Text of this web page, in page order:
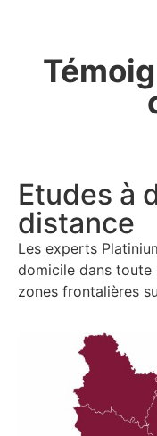
Etudes à
distance
Les experts
domicile dans toute
zones frontalières